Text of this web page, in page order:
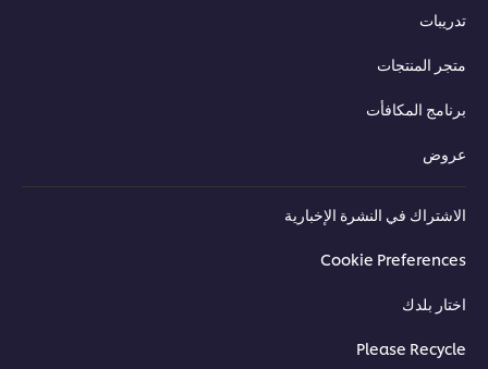
تدريبات
متجر المنتجات
برنامج المكافأت
عروض
الاشتراك في النشرة الإخبارية
Cookie Preferences
اختار بلدك
Please Recycle